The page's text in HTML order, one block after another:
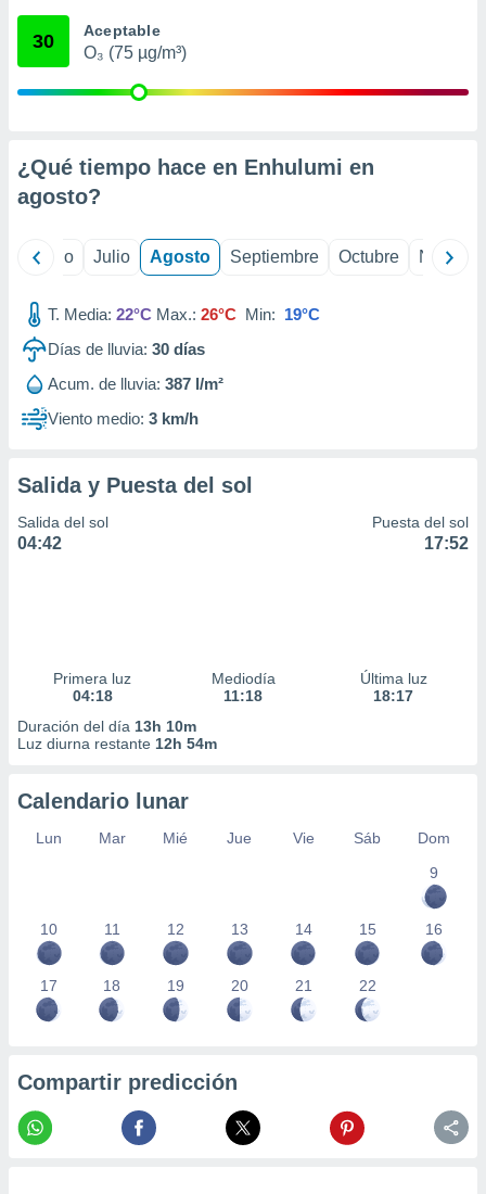
mediante
publicidad
1199
30 Aceptable
O₃ (75 µg/m³)
¿Qué tiempo hace en Enhulumi en
agosto?
Junio Julio Agosto Septiembre Octubre
T. Media: 22°C Max.: 26°C Min: 19°C
Días de lluvia: 30 días
Acum. de lluvia: 387 l/m²
Viento medio: 3 km/h
Salida y Puesta del sol
Salida del sol
04:42
Puesta del sol
17:52
Primera luz
04:18
Mediodía
11:18
Última luz
18:17
Duración del día 13h 10m
Luz diurna restante 12h 54m
Calendario lunar
Lun Mar Mié Jue Vie Sáb
Dom
9
10 11 12 13 14 15 16
17 18 19 20 21 22
Compartir predicción